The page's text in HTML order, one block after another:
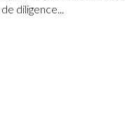
diligence...